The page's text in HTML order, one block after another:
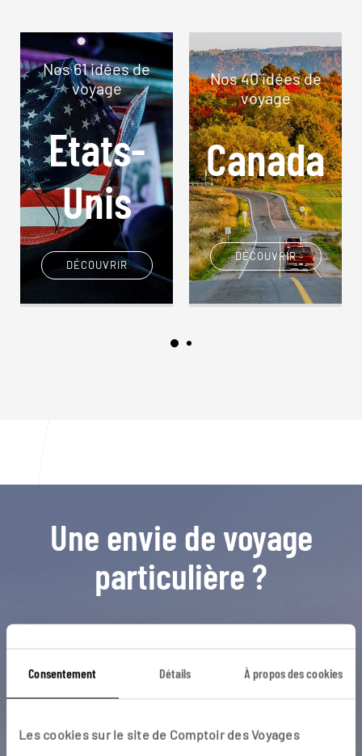
Consentement Détails À propos des cookies
Les cookies sur le site de Comptoir des Voyages
Nos 61 idées de
voyage
Etats-
Unis
DÉCOUVRIR
Nos 40 idées de
voyage
Canada
DÉCOUVRIR
Une envie de voyage
particulière ?
Icefjord Baie de Disko Glacier
Iceberg Ilimanaq Peuple inuit